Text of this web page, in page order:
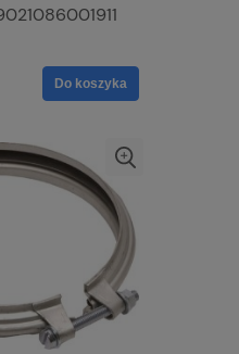
Do koszyka